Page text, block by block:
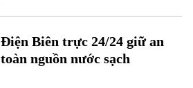
Điện Biên trực 24/24 giữ an
toàn nguồn nước sạch